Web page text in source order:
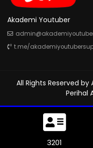
Akademi Youtuber
t.me/
All Rights Reserved by
Perihal
3549